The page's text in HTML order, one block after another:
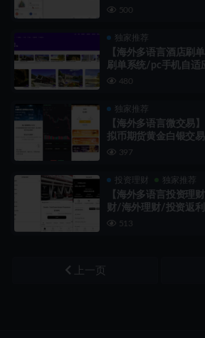
分组杀
500
独家推荐
【海外多语言酒店刷
刷单系统/pc手机自
单 480
独家推荐
【海外多语言微交易
拟币期货黄金白银交
后台/用户风控/带pc端
397
投资理财 独家推荐
【海外多语言投资理
财/海外理财/投资返
513
上一页